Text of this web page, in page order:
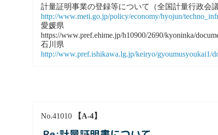
計量証明事業の登録等について（全国計量行政会
http://www.meti.go.jp/policy/economy/hyojun/
愛媛県
https://www.pref.ehime.jp/h10900/2690/kyoninka/
石川県
http://www.pref.ishikawa.lg.jp/keiryo/gyoumusyoukai1/
No.41010 【A-4】